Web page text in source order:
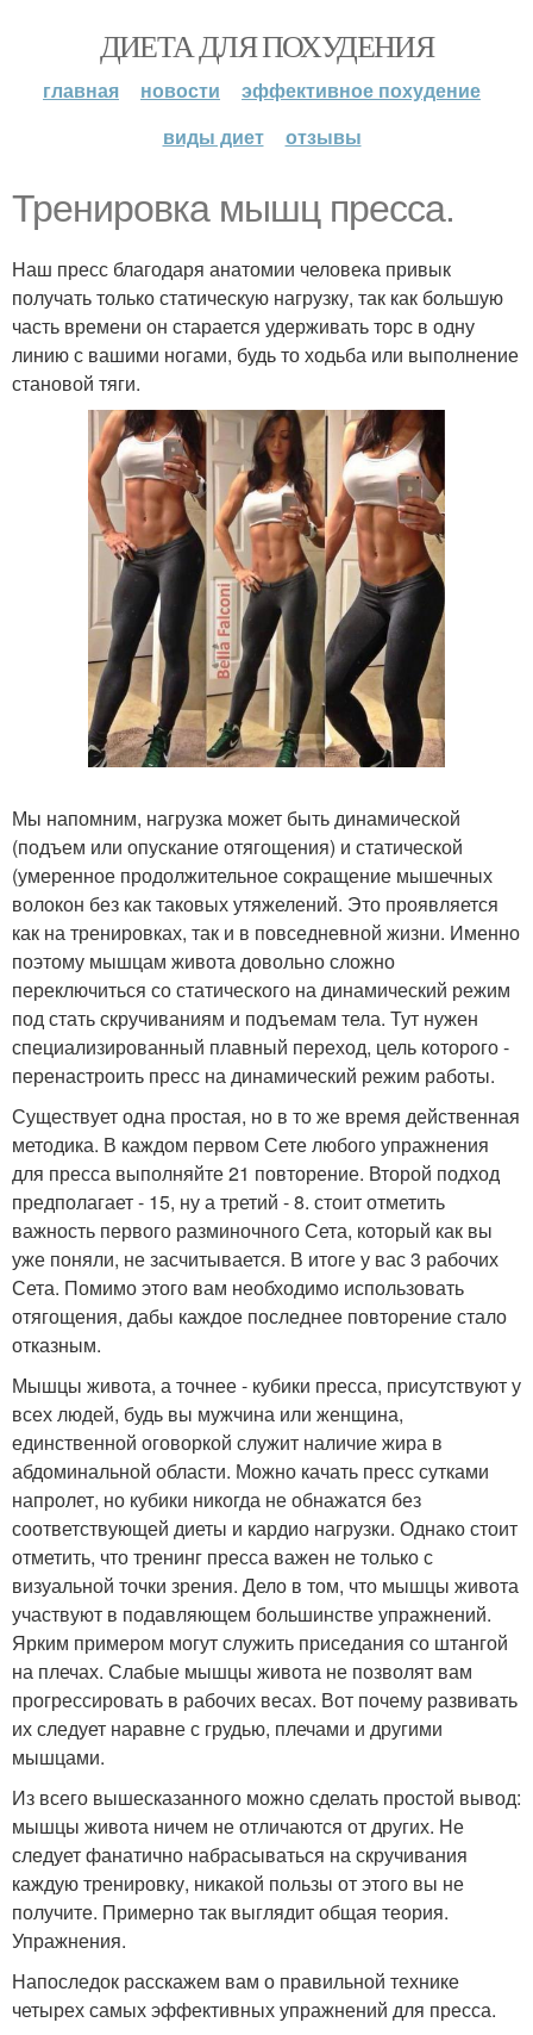
ДИЕТА ДЛЯ ПОХУДЕНИЯ
главная новости
эффективное похудение
виды диет
отзывы
Тренировка мышц пресса.
Наш пресс благодаря анатомии человека привык
получать только статическую нагрузку, так как большую
часть времени он старается удерживать торс в одну
линию с вашими ногами, будь то ходьба или выполнение
становой тяги.
Мы напомним, нагрузка может быть динамической
(подъем или опускание отягощения) и статической
(умеренное продолжительное сокращение мышечных
волокон без как таковых утяжелений. Это проявляется
как на тренировках, так и в повседневной жизни. Именно
поэтому мышцам живота довольно сложно
переключиться со статического на динамический режим
под стать скручиваниям и подъемам тела. Тут нужен
специализированный плавный переход, цель которого -
перенастроить пресс на динамический режим работы.
Существует одна простая, но в то же время действенная
методика. В каждом первом Сете любого упражнения
для пресса выполняйте 21 повторение. Второй подход
предполагает - 15, ну а третий - 8. стоит отметить
важность первого разминочного Сета, который как вы
уже поняли, не засчитывается. В итоге у вас 3 рабочих
Сета. Помимо этого вам необходимо использовать
отягощения, дабы каждое последнее повторение стало
отказным.
Мышцы живота, а точнее - кубики пресса, присутствуют у
всех людей, будь вы мужчина или женщина,
единственной оговоркой служит наличие жира в
абдоминальной области. Можно качать пресс сутками
напролет, но кубики никогда не обнажатся без
соответствующей диеты и кардио нагрузки. Однако стоит
отметить, что тренинг пресса важен не только с
визуальной точки зрения. Дело в том, что мышцы живота
участвуют в подавляющем большинстве упражнений.
Ярким примером могут служить приседания со штангой
на плечах. Слабые мышцы живота не позволят вам
прогрессировать в рабочих весах. Вот почему развивать
их следует наравне с грудью, плечами и другими
мышцами.
Из всего вышесказанного можно сделать простой вывод:
мышцы живота ничем не отличаются от других. Не
следует фанатично набрасываться на скручивания
каждую тренировку, никакой пользы от этого вы не
получите. Примерно так выглядит общая теория.
Упражнения.
Напоследок расскажем вам о правильной технике
четырех самых эффективных упражнений для пресса.